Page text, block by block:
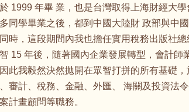
1999 年畢 業，也是台灣取得上海財經大
同學畢業之後，都到中國大陸財 政部與中
時，這段期間內我也擔任實用稅務出版社總
15 年後，隨著國內企業發展轉型，會計
此我毅然決然拋開在眾智打拼的所有基礎
審計、稅務、金融、外匯、 海關及投資法
計畫顧問等職務。